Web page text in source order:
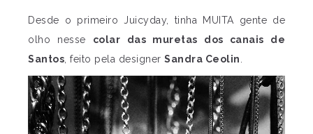
Desde o primeiro Juicyday, tinha MUITA gente de
olho nesse colar das muretas dos canais de
Santos , feito pela designer Sandra Ceolin